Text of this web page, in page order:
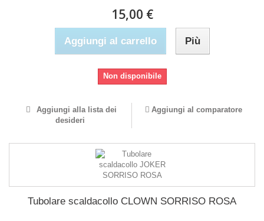
15,00 €
Aggiungi al carrello Più
Non disponibile
Aggiungi alla lista dei
desideri
Aggiungi al comparatore
Tubolare scaldacollo CLOWN SORRISO ROSA